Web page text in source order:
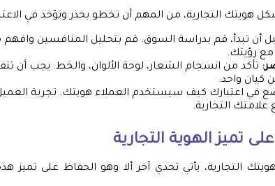
هويتك التجارية، من المهم أن تخطو بحذر وتؤخذ في
أن تبدأ، قم بدراسة السوق. قم بتحليل المنافسين وافهم
مع رؤيتك.
تأكد من انسجام الشعار، لوحة الألوان، والخط. يجب أن
كيان واحد.
في اعتبارك كيف سيستخدم العملاء هويتك. تجربة
التجارية.
تميز الهوية التجارية
التجارية، يأتي تحدي آخر ألا وهو الحفاظ على تميز